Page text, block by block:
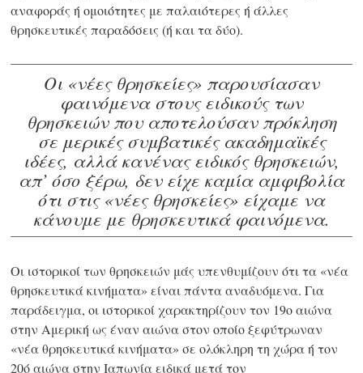
αναφοράς ή ομοιότητες με παλαιότερες ή άλλες
θρησκευτικές παραδόσεις (ή και τα δύο).
Οι «νέες θρησκείες» παρουσίασαν
φαινόμενα στους ειδικούς των
θρησκειών που αποτελούσαν πρόκληση
σε μερικές συμβατικές ακαδημαϊκές
ιδέες, αλλά κανένας ειδικός θρησκειών,
απ’ όσο ξέρω, δεν είχε καμία αμφιβολία
ότι στις «νέες θρησκείες» είχαμε να
κάνουμε με θρησκευτικά φαινόμενα.
Οι ιστορικοί των θρησκειών μάς υπενθυμίζουν ότι τα «νέα
θρησκευτικά κινήματα» είναι πάντα αναδυόμενα. Για
παράδειγμα, οι ιστορικοί χαρακτηρίζουν τον 19ο αιώνα
στην Αμερική ως έναν αιώνα στον οποίο ξεφύτρωναν
«νέα θρησκευτικά κινήματα» σε ολόκληρη τη χώρα ή τον
20ό αιώνα στην Ιαπωνία ειδικά μετά τον